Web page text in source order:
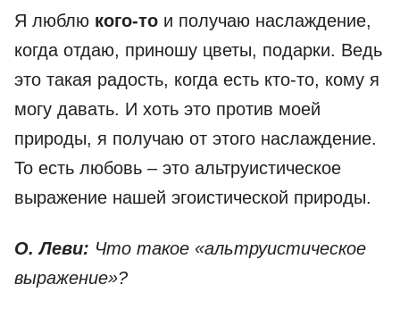
Я люблю кого-то и получаю наслаждение,
когда отдаю, приношу цветы, подарки. Ведь
это такая радость, когда есть кто-то, кому я
могу давать. И хоть это против моей
природы, я получаю от этого наслаждение.
То есть любовь – это альтруистическое
выражение нашей эгоистической природы.
О. Леви: Что такое «альтруистическое
выражение»?